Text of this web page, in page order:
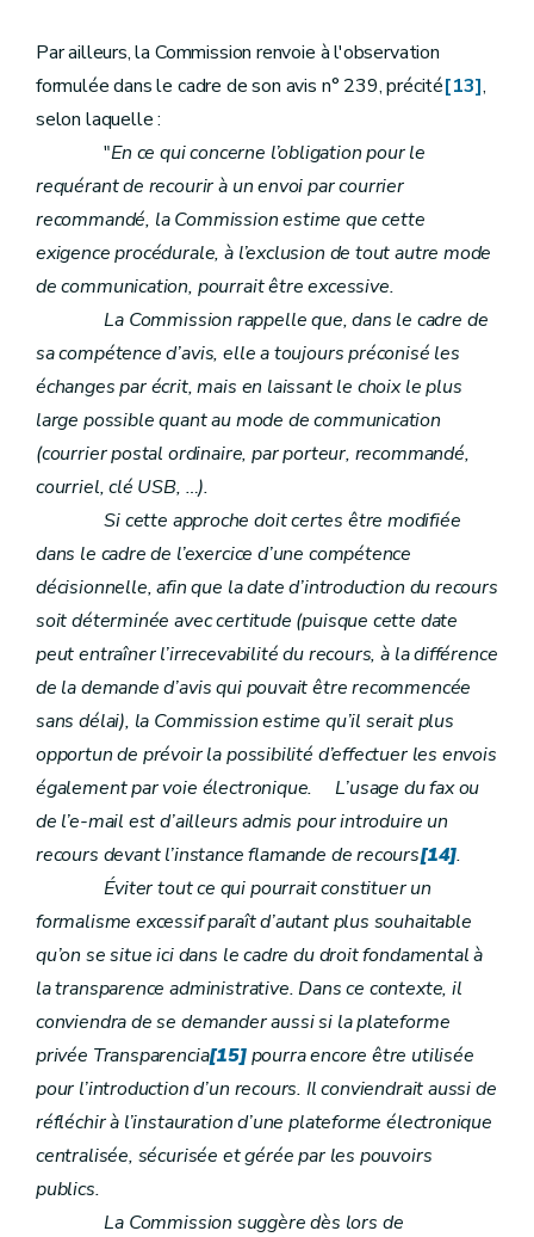
Par ailleurs, la Commission renvoie à l'observation
formulée dans le cadre de son avis n° 239, précité[13],
selon laquelle :
"En ce qui concerne l’obligation pour le
requérant de recourir à un envoi par courrier
recommandé, la Commission estime que cette
exigence procédurale, à l’exclusion de tout autre mode
de communication, pourrait être excessive.
La Commission rappelle que, dans le cadre de
sa compétence d’avis, elle a toujours préconisé les
échanges par écrit, mais en laissant le choix le plus
large possible quant au mode de communication
(courrier postal ordinaire, par porteur, recommandé,
courriel, clé USB, …).
Si cette approche doit certes être modifiée
dans le cadre de l’exercice d’une compétence
décisionnelle, afin que la date d’introduction du recours
soit déterminée avec certitude (puisque cette date
peut entraîner l’irrecevabilité du recours, à la différence
de la demande d’avis qui pouvait être recommencée
sans délai), la Commission estime qu’il serait plus
opportun de prévoir la possibilité d’effectuer les envois
également par voie électronique. L’usage du fax ou
de l’e-mail est d’ailleurs admis pour introduire un
recours devant l’instance flamande de recours[14].
Éviter tout ce qui pourrait constituer un
formalisme excessif paraît d’autant plus souhaitable
qu’on se situe ici dans le cadre du droit fondamental à
la transparence administrative. Dans ce contexte, il
conviendra de se demander aussi si la plateforme
privée Transparencia[15]pourra encore être utilisée
pour l’introduction d’un recours. Il conviendrait aussi de
réfléchir à l’instauration d’une plateforme électronique
centralisée, sécurisée et gérée par les pouvoirs
publics.
La Commission suggère dès lors de